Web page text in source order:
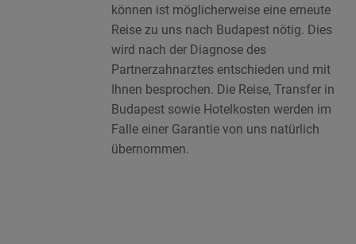
können ist möglicherweise eine erneute
Reise zu uns nach Budapest nötig. Dies
wird nach der Diagnose des
Partnerzahnarztes entschieden und mit
Ihnen besprochen. Die Reise, Transfer in
Budapest sowie Hotelkosten werden im
Falle einer Garantie von uns natürlich
übernommen.